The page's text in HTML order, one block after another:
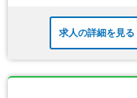
求人の詳細を見る